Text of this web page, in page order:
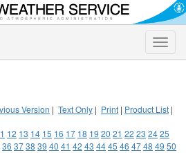
Toggle
Version | Text Only | Print | Product List |
12 13 14 15 16 17 18 19 20 21 22 23 2425
36 3738 39 40 41 42 43 4445 46 4748 49 50